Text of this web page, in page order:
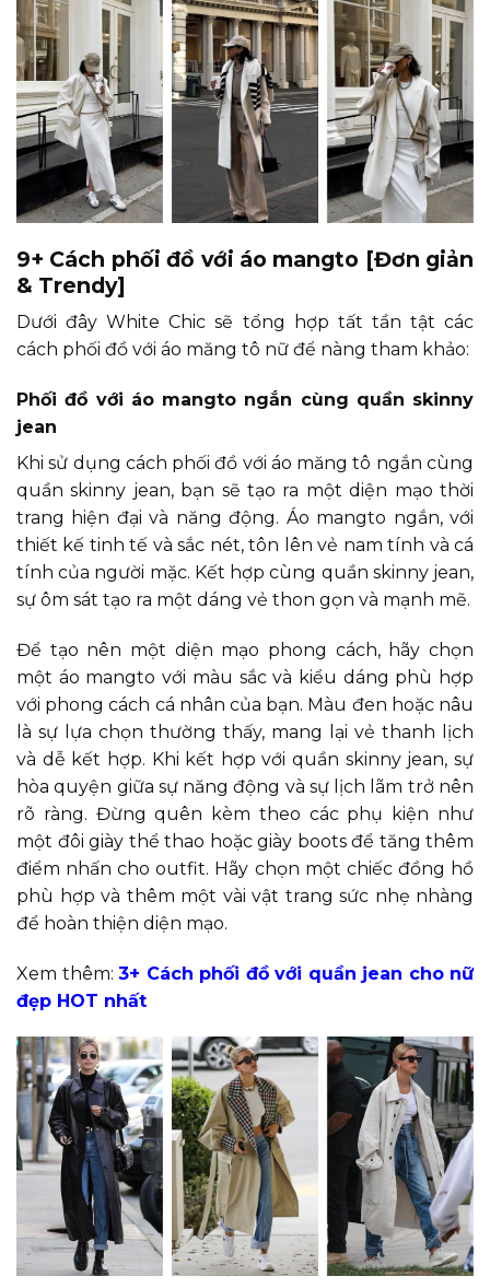
9+ Cách phối đồ với áo mangto [Đơn giản
& Trendy]
Dưới đây White Chic sẽ tổng hợp tất tần tật các
cách phối đồ với áo măng tô nữ để nàng tham khảo:
Phối đồ với áo mangto ngắn cùng quần skinny
jean
Khi sử dụng cách phối đồ với áo măng tô ngắn cùng
quần skinny jean, bạn sẽ tạo ra một diện mạo thời
trang hiện đại và năng động. Áo mangto ngắn, với
thiết kế tinh tế và sắc nét, tôn lên vẻ nam tính và cá
tính của người mặc. Kết hợp cùng quần skinny jean,
sự ôm sát tạo ra một dáng vẻ thon gọn và mạnh mẽ.
Để tạo nên một diện mạo phong cách, hãy chọn
một áo mangto với màu sắc và kiểu dáng phù hợp
với phong cách cá nhân của bạn. Màu đen hoặc nâu
là sự lựa chọn thường thấy, mang lại vẻ thanh lịch
và dễ kết hợp. Khi kết hợp với quần skinny jean, sự
hòa quyện giữa sự năng động và sự lịch lãm trở nên
rõ ràng. Đừng quên kèm theo các phụ kiện như
một đôi giày thể thao hoặc giày boots để tăng thêm
điểm nhấn cho outfit. Hãy chọn một chiếc đồng hồ
phù hợp và thêm một vài vật trang sức nhẹ nhàng
để hoàn thiện diện mạo.
Xem thêm: 3+ Cách phối đồ với quần jean cho nữ
đẹp HOT nhất